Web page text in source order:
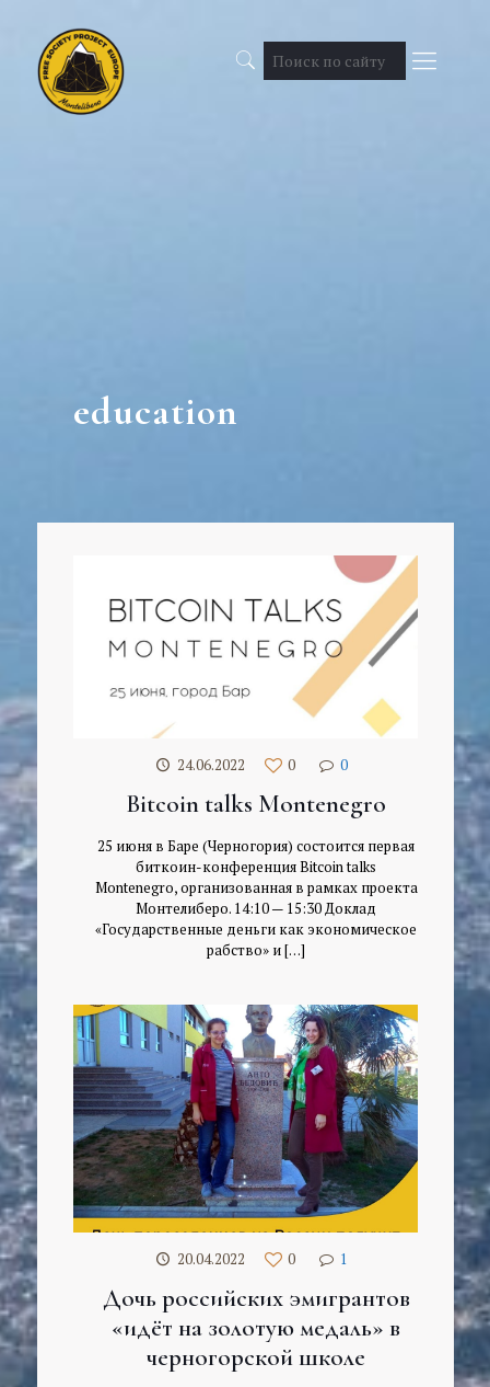
education
24.06.2022 0 0
Bitcoin talks Montenegro
25 июня в Баре (Черногория) состоится первая
биткоин-конференция Bitcoin talks
Montenegro, организованная в рамках проекта
Монтелиберо. 14:10 — 15:30 Доклад
«Государственные деньги как экономическое
рабство» и[…]
20.04.2022 0 1
Дочь российских эмигрантов
«идёт на золотую медаль» в
черногорской школе